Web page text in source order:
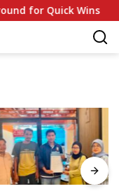
for Quick Wins